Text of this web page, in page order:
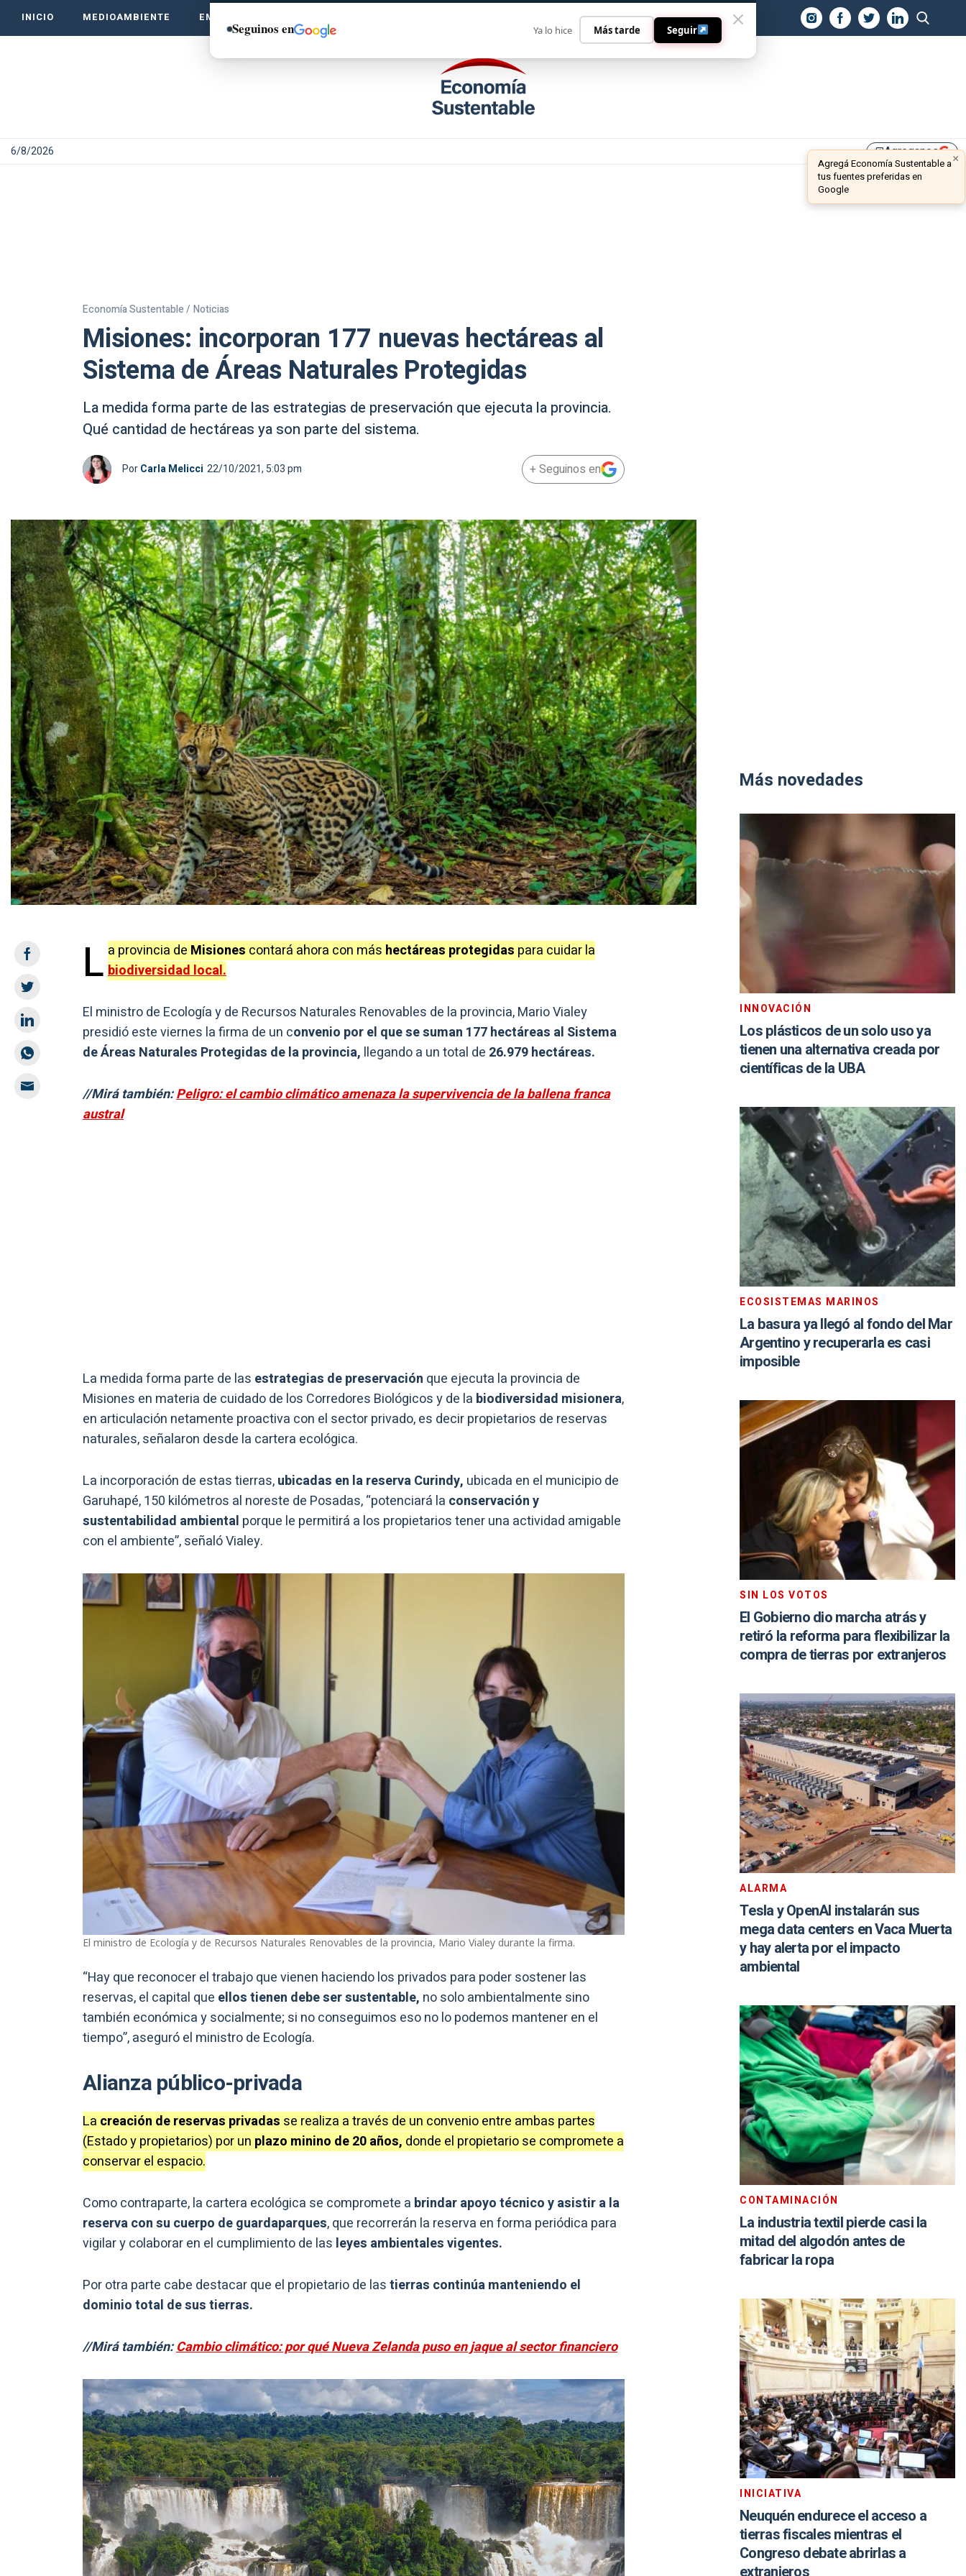
INICIO MEDIOAMBIENTE EMPRENDE VERDE CONTACTO
6/8/2026 library_addAgreganos ×
Agregá Economía Sustentable a
tus fuentes preferidas en
Google
Economía Sustentable / Noticias
Misiones: incorporan 177 nuevas hectáreas al
Sistema de Áreas Naturales Protegidas
La medida forma parte de las estrategias de preservación que ejecuta la provincia.
Qué cantidad de hectáreas ya son parte del sistema.
PorCarla Melicci 22/10/2021, 5:03 pm + Seguinos en
L a provincia de Misiones contará ahora con más hectáreas protegidas para cuidar la
biodiversidad local.
El ministro de Ecología y de Recursos Naturales Renovables de la provincia, Mario Vialey
presidió este viernes la firma de un convenio por el que se suman 177 hectáreas al Sistema
de Áreas Naturales Protegidas de la provincia, llegando a un total de 26.979 hectáreas.
//Mirá también:Peligro: el cambio climático amenaza la supervivencia de la ballena franca
austral
La medida forma parte de las estrategias de preservación que ejecuta la provincia de
Misiones en materia de cuidado de los Corredores Biológicos y de la biodiversidad misionera,
en articulación netamente proactiva con el sector privado, es decir propietarios de reservas
naturales, señalaron desde la cartera ecológica.
La incorporación de estas tierras,ubicadas en la reserva Curindy, ubicada en el municipio de
Garuhapé, 150 kilómetros al noreste de Posadas, “potenciará la conservación y
sustentabilidad ambiental porque le permitirá a los propietarios tener una actividad amigable
con el ambiente”, señaló Vialey.
El ministro de Ecología y de Recursos Naturales Renovables de la provincia, Mario Vialey durante la firma.
“Hay que reconocer el trabajo que vienen haciendo los privados para poder sostener las
reservas, el capital que ellos tienen debe ser sustentable, no solo ambientalmente sino
también económica y socialmente; si no conseguimos eso no lo podemos mantener en el
tiempo”, aseguró el ministro de Ecología.
Alianza público-privada
La creación de reservas privadas se realiza a través de un convenio entre ambas partes
(Estado y propietarios) por un plazo minino de 20 años, donde el propietario se compromete a
conservar el espacio.
Como contraparte, la cartera ecológica se compromete a brindar apoyo técnico y asistir a la
reserva con su cuerpo de guardaparques, que recorrerán la reserva en forma periódica para
vigilar y colaborar en el cumplimiento de las leyes ambientales vigentes.
Por otra parte cabe destacar que el propietario de lastierras continúa manteniendo el
dominio total de sus tierras.
//Mirá también:Cambio climático: por qué Nueva Zelanda puso en jaque al sector financiero
Más novedades
INNOVACIÓN
Los plásticos de un solo uso ya
tienen una alternativa creada por
científicas de la UBA
ECOSISTEMAS MARINOS
La basura ya llegó al fondo del Mar
Argentino y recuperarla es casi
imposible
SIN LOS VOTOS
El Gobierno dio marcha atrás y
retiró la reforma para flexibilizar la
compra de tierras por extranjeros
ALARMA
Tesla y OpenAI instalarán sus
mega data centers en Vaca Muerta
y hay alerta por el impacto
ambiental
CONTAMINACIÓN
La industria textil pierde casi la
mitad del algodón antes de
fabricar la ropa
INICIATIVA
Neuquén endurece el acceso a
tierras fiscales mientras el
Congreso debate abrirlas a
Seguinos en Ya lo hice Más tarde Seguir